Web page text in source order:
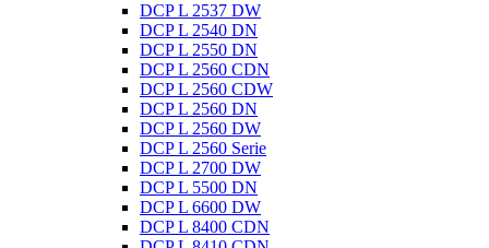
DCP L 2537 DW
DCP L 2540 DN
DCP L 2550 DN
DCP L 2560 CDN
DCP L 2560 CDW
DCP L 2560 DN
DCP L 2560 DW
DCP L 2560 Serie
DCP L 2700 DW
DCP L 5500 DN
DCP L 6600 DW
DCP L 8400 CDN